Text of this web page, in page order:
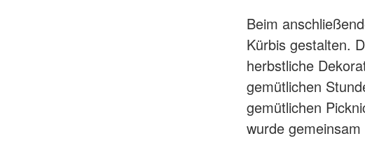
Beim
Kürbis gestalten.
herbstliche
gemütlichen
gemütlichen
wurde